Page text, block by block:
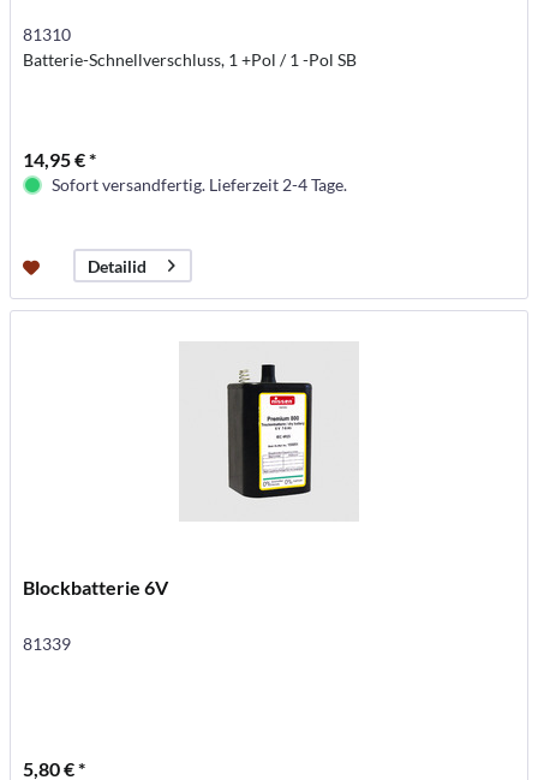
81310
Batterie-Schnellverschluss, 1 +Pol / 1 -Pol SB
14,95 € *
Sofort versandfertig. Lieferzeit 2-4 Tage.
Detailid
Blockbatterie 6V
81339
5,80 € *